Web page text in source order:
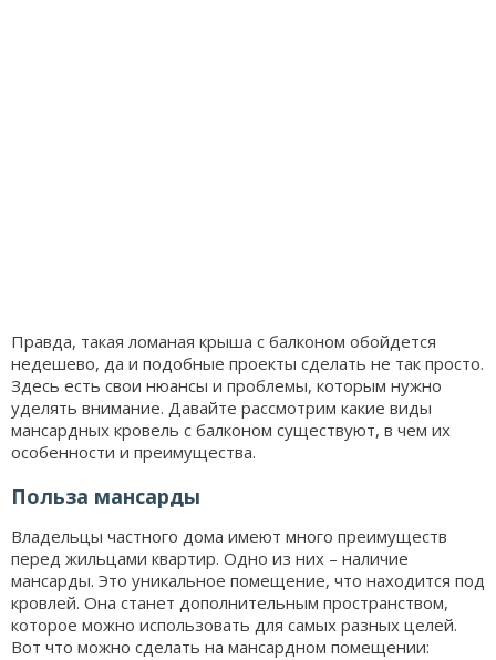
Правда, такая ломаная крыша с балконом обойдется
недешево, да и подобные проекты сделать не так просто.
Здесь есть свои нюансы и проблемы, которым нужно
уделять внимание. Давайте рассмотрим какие виды
мансардных кровель с балконом существуют, в чем их
особенности и преимущества.
Польза мансарды
Владельцы частного дома имеют много преимуществ
перед жильцами квартир. Одно из них – наличие
мансарды. Это уникальное помещение, что находится под
кровлей. Она станет дополнительным пространством,
которое можно использовать для самых разных целей.
Вот что можно сделать на мансардном помещении: